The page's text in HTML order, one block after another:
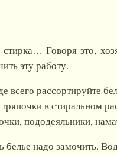
Говоря это,
эту работу.
всего рассортируйте
в стиральном
пододеяльники,
белье надо замочить.